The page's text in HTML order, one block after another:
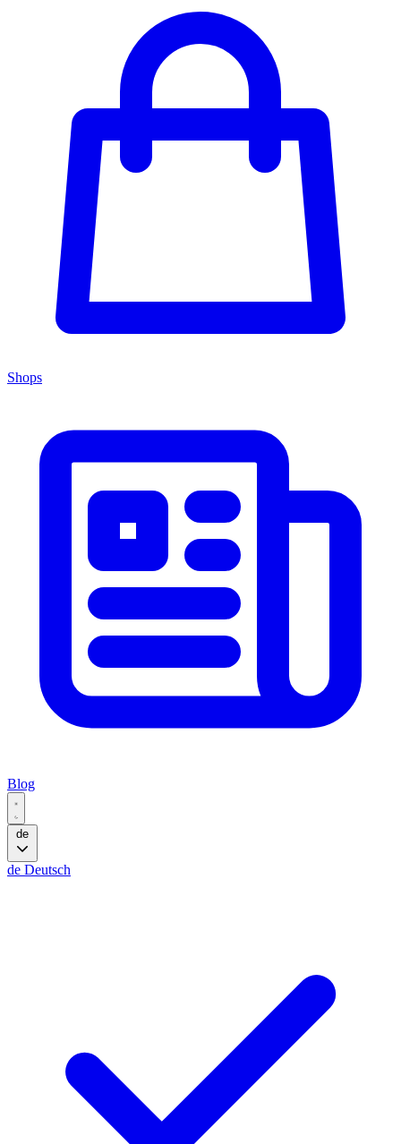
Shops
Blog
de
de Deutsch